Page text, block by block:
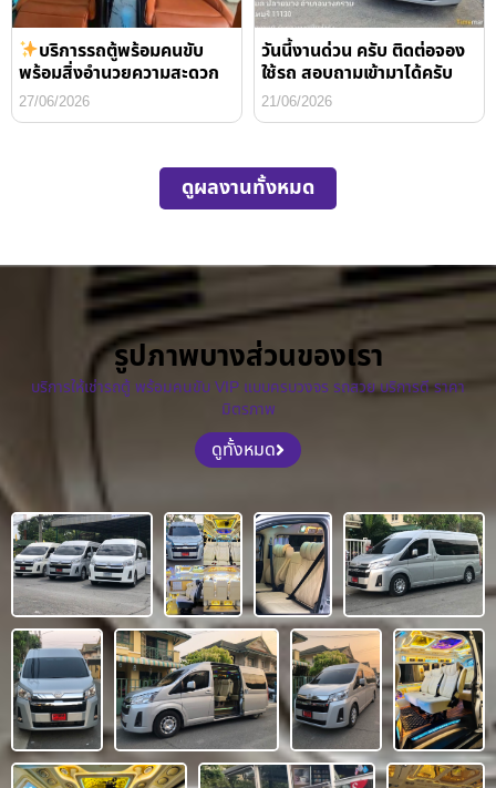
บริการรถตู้พร้อมคนขับ
พร้อมสิ่งอำนวยความสะดวก
27/06/2026
วันนี้งานด่วน ครับ ติดต่อจอง
ใช้รถ สอบถามเข้ามาได้ครับ
21/06/2026
ดูผลงานทั้งหมด
รูปภาพบางส่วนของเรา
บริการให้เช่ารถตู้ พร้อมคนขับ VIP แบบครบวงจร รถสวย บริการดี ราคา
มิตรภาพ
ดูทั้งหมด